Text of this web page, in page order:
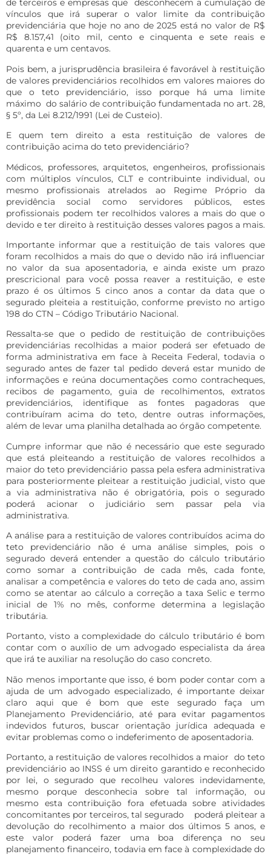
de terceiros e empresas que desconhecem a cumulação de
vínculos que irá superar o valor limite da contribuição
previdenciária que hoje no ano de 2025 está no valor de R$
R$ 8.157,41 (oito mil, cento e cinquenta e sete reais e
quarenta e um centavos.
Pois bem, a jurisprudência brasileira é favorável à restituição
de valores previdenciários recolhidos em valores maiores do
que o teto previdenciário, isso porque há uma limite
máximo do salário de contribuição fundamentada no art. 28,
§ 5º, da Lei 8.212/1991 (Lei de Custeio).
E quem tem direito a esta restituição de valores de
contribuição acima do teto previdenciário?
Médicos, professores, arquitetos, engenheiros, profissionais
com múltiplos vínculos, CLT e contribuinte individual, ou
mesmo profissionais atrelados ao Regime Próprio da
previdência social como servidores públicos, estes
profissionais podem ter recolhidos valores a mais do que o
devido e ter direito à restituição desses valores pagos a mais.
Importante informar que a restituição de tais valores que
foram recolhidos a mais do que o devido não irá influenciar
no valor da sua aposentadoria, e ainda existe um prazo
prescricional para você possa reaver a restituição, e este
prazo é os últimos 5 cinco anos a contar da data que o
segurado pleiteia a restituição, conforme previsto no artigo
198 do CTN – Código Tributário Nacional.
Ressalta-se que o pedido de restituição de contribuições
previdenciárias recolhidas a maior poderá ser efetuado de
forma administrativa em face à Receita Federal, todavia o
segurado antes de fazer tal pedido deverá estar munido de
informações e reúna documentações como contracheques,
recibos de pagamento, guia de recolhimentos, extratos
previdenciários, identifique as fontes pagadoras que
contribuíram acima do teto, dentre outras informações,
além de levar uma planilha detalhada ao órgão competente.
Cumpre informar que não é necessário que este segurado
que está pleiteando a restituição de valores recolhidos a
maior do teto previdenciário passa pela esfera administrativa
para posteriormente pleitear a restituição judicial, visto que
a via administrativa não é obrigatória, pois o segurado
poderá acionar o judiciário sem passar pela via
administrativa.
A análise para a restituição de valores contribuídos acima do
teto previdenciário não é uma análise simples, pois o
segurado deverá entender a questão do cálculo tributário
como somar a contribuição de cada mês, cada fonte,
analisar a competência e valores do teto de cada ano, assim
como se atentar ao cálculo a correção a taxa Selic e termo
inicial de 1% no mês, conforme determina a legislação
tributária.
Portanto, visto a complexidade do cálculo tributário é bom
contar com o auxílio de um advogado especialista da área
que irá te auxiliar na resolução do caso concreto.
Não menos importante que isso, é bom poder contar com a
ajuda de um advogado especializado, é importante deixar
claro aqui que é bom que este segurado faça um
Planejamento Previdenciário, até para evitar pagamentos
indevidos futuros, buscar orientação jurídica adequada e
evitar problemas como o indeferimento de aposentadoria.
Portanto, a restituição de valores recolhidos a maior do teto
previdenciário ao INSS é um direito garantido e reconhecido
por lei, o segurado que recolheu valores indevidamente,
mesmo porque desconhecia sobre tal informação, ou
mesmo esta contribuição fora efetuada sobre atividades
concomitantes por terceiros, tal segurado poderá pleitear a
devolução do recolhimento a maior dos últimos 5 anos, e
este valor poderá fazer uma boa diferença no seu
planejamento financeiro, todavia em face à complexidade do